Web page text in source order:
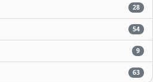
28
54
9
63